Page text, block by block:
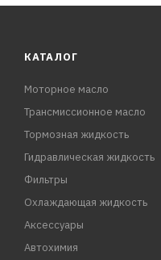
КАТАЛОГ
Моторное масло
Трансмиссионное масло
Тормозная жидкость
Гидравлическая жидкость
Фильтры
Охлаждающая жидкость
Аксессуары
Автохимия